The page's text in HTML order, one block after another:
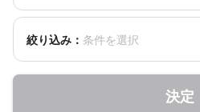
絞り込み： 条件を選択
決定